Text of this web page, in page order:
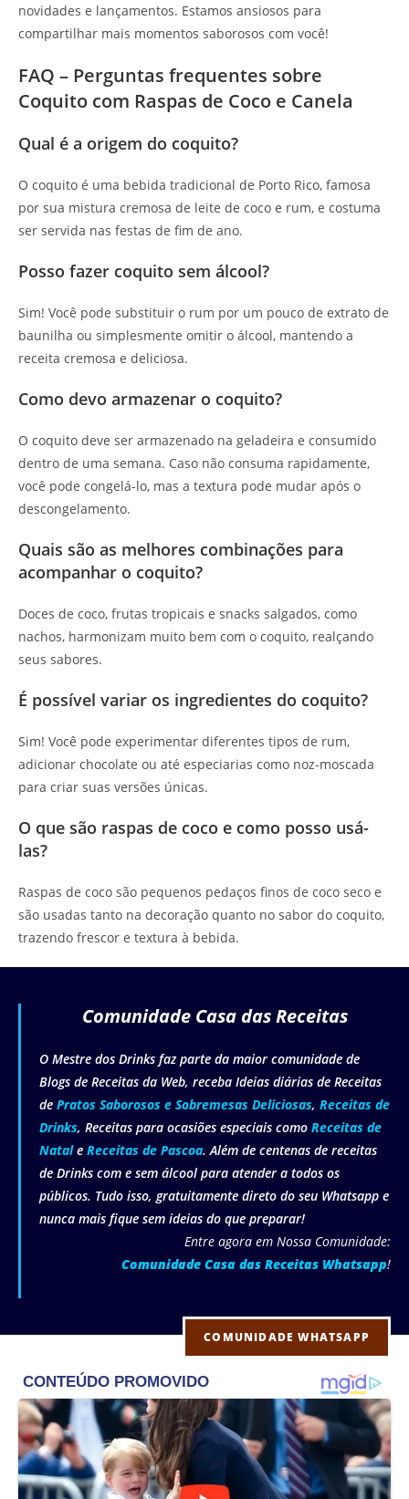
novidades e lançamentos. Estamos ansiosos para
compartilhar mais momentos saborosos com você!
FAQ – Perguntas frequentes sobre
Coquito com Raspas de Coco e Canela
Qual é a origem do coquito?
O coquito é uma bebida tradicional de Porto Rico, famosa
por sua mistura cremosa de leite de coco e rum, e costuma
ser servida nas festas de fim de ano.
Posso fazer coquito sem álcool?
Sim! Você pode substituir o rum por um pouco de extrato de
baunilha ou simplesmente omitir o álcool, mantendo a
receita cremosa e deliciosa.
Como devo armazenar o coquito?
O coquito deve ser armazenado na geladeira e consumido
dentro de uma semana. Caso não consuma rapidamente,
você pode congelá-lo, mas a textura pode mudar após o
descongelamento.
Quais são as melhores combinações para
acompanhar o coquito?
Doces de coco, frutas tropicais e snacks salgados, como
nachos, harmonizam muito bem com o coquito, realçando
seus sabores.
É possível variar os ingredientes do coquito?
Sim! Você pode experimentar diferentes tipos de rum,
adicionar chocolate ou até especiarias como noz-moscada
para criar suas versões únicas.
O que são raspas de coco e como posso usá-
las?
Raspas de coco são pequenos pedaços finos de coco seco e
são usadas tanto na decoração quanto no sabor do coquito,
trazendo frescor e textura à bebida.
Comunidade Casa das Receitas
O Mestre dos Drinks faz parte da maior comunidade de
Blogs de Receitas da Web, receba Ideias diárias de Receitas
de Pratos Saborosos e Sobremesas Deliciosas, Receitas de
Drinks, Receitas para ocasiões especiais como Receitas de
Natale Receitas de Pascoa. Além de centenas de receitas
de Drinks com e sem álcool para atender a todos os
públicos. Tudo isso, gratuitamente direto do seu Whatsapp e
nunca mais fique sem ideias do que preparar!
Entre agora em Nossa Comunidade:
Comunidade Casa das Receitas Whatsapp!
COMUNIDADE WHATSAPP